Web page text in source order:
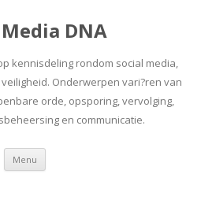
DNA
kennisdeling rondom social media,
Onderwerpen vari?ren van
orde, opsporing, vervolging,
en communicatie.
Menu Spring
inhoud